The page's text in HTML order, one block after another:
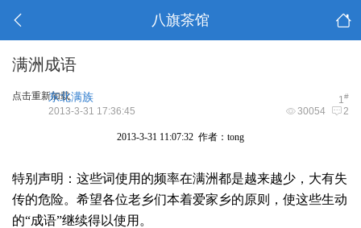
八旗茶馆
满洲成语
点击重新加载 1#
东北满族
30054 2
2013-3-31 17:36:45
2013-3-31 11:07:32 作者：tong
特别声明：这些词使用的频率在满洲都是越来越少，大有失
传的危险。希望各位老乡们本着爱家乡的原则，使这些生动
的“成语”继续得以使用。